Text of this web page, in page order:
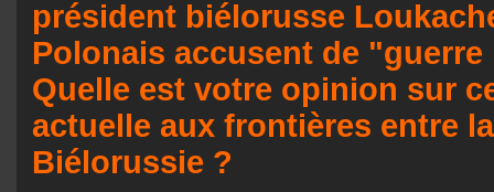
président biélorusse
Polonais accusent de
Quelle est votre opinion sur
actuelle aux frontières entre
Biélorussie ?